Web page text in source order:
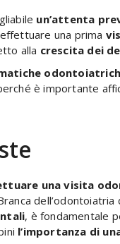
un’attenta
una prima
alla crescita dei
è importante
una visita
dell’odontoiatria
, è fondamentale
l’importanza di